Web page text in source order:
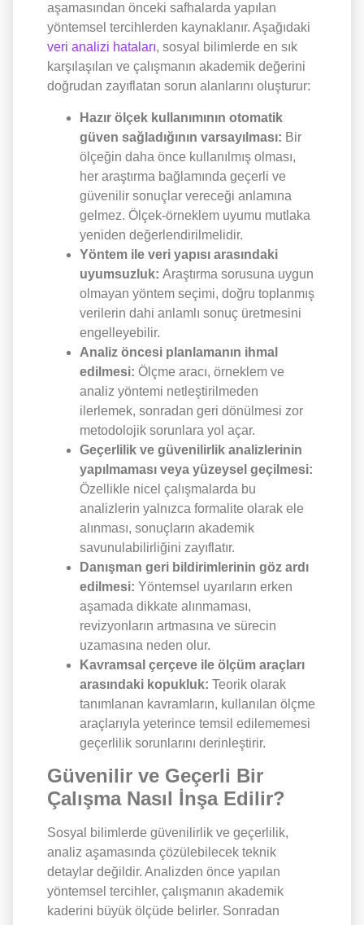
aşamasından önceki safhalarda yapılan
yöntemsel tercihlerden kaynaklanır. Aşağıdaki
veri analizi hataları, sosyal bilimlerde en sık
karşılaşılan ve çalışmanın akademik değerini
doğrudan zayıflatan sorun alanlarını oluşturur:
Hazır ölçek kullanımının otomatik
güven sağladığının varsayılması: Bir
ölçeğin daha önce kullanılmış olması,
her araştırma bağlamında geçerli ve
güvenilir sonuçlar vereceği anlamına
gelmez. Ölçek-örneklem uyumu mutlaka
yeniden değerlendirilmelidir.
Yöntem ile veri yapısı arasındaki
uyumsuzluk: Araştırma sorusuna uygun
olmayan yöntem seçimi, doğru toplanmış
verilerin dahi anlamlı sonuç üretmesini
engelleyebilir.
Analiz öncesi planlamanın ihmal
edilmesi: Ölçme aracı, örneklem ve
analiz yöntemi netleştirilmeden
ilerlemek, sonradan geri dönülmesi zor
metodolojik sorunlara yol açar.
Geçerlilik ve güvenilirlik analizlerinin
yapılmaması veya yüzeysel geçilmesi:
Özellikle nicel çalışmalarda bu
analizlerin yalnızca formalite olarak ele
alınması, sonuçların akademik
savunulabilirliğini zayıflatır.
Danışman geri bildirimlerinin göz ardı
edilmesi: Yöntemsel uyarıların erken
aşamada dikkate alınmaması,
revizyonların artmasına ve sürecin
uzamasına neden olur.
Kavramsal çerçeve ile ölçüm araçları
arasındaki kopukluk: Teorik olarak
tanımlanan kavramların, kullanılan ölçme
araçlarıyla yeterince temsil edilememesi
geçerlilik sorunlarını derinleştirir.
Güvenilir ve Geçerli Bir
Çalışma Nasıl İnşa Edilir?
Sosyal bilimlerde güvenilirlik ve geçerlilik,
analiz aşamasında çözülebilecek teknik
detaylar değildir. Analizden önce yapılan
yöntemsel tercihler, çalışmanın akademik
kaderini büyük ölçüde belirler. Sonradan